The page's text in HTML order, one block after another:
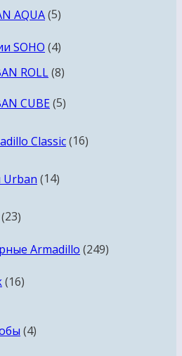
AQUA 55
SOHO 44
товара
ROLL 88
CUBE 55
Classic 1616
Urban 1414
2323
Armadillo 249249
1616
4товара